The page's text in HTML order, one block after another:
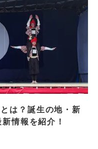
は？誕生の地・新
情報を紹介！